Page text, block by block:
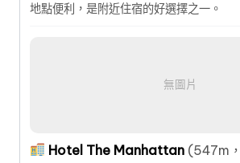
地點便利，是附近住宿的好選擇之一。
無圖片
Hotel The Manhattan (547m